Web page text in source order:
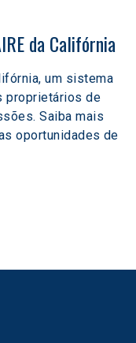
da Califórnia
um sistema
proprietários de
Saiba mais
oportunidades de